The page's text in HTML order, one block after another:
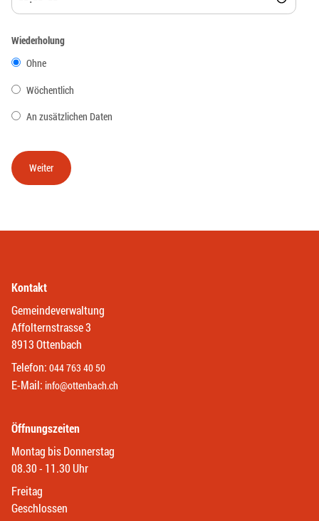
Wiederholung
Ohne
Wöchentlich
An zusätzlichen Daten
Kontakt
Gemeindeverwaltung
Affolternstrasse 3
8913 Ottenbach
Telefon: 044 763 40 50
E-Mail: info@ottenbach.ch
Öffnungszeiten
Montag bis Donnerstag
08.30 - 11.30 Uhr
Freitag
Geschlossen